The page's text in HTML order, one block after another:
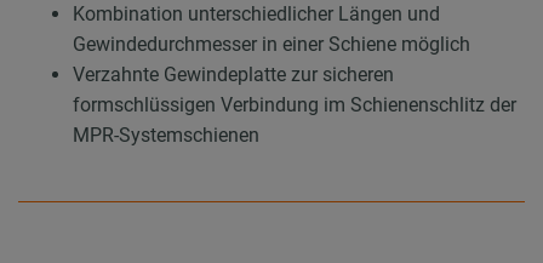
Kombination unterschiedlicher Längen und
Gewindedurchmesser in einer Schiene möglich
Verzahnte Gewindeplatte zur sicheren
formschlüssigen Verbindung im Schienenschlitz der
MPR-Systemschienen